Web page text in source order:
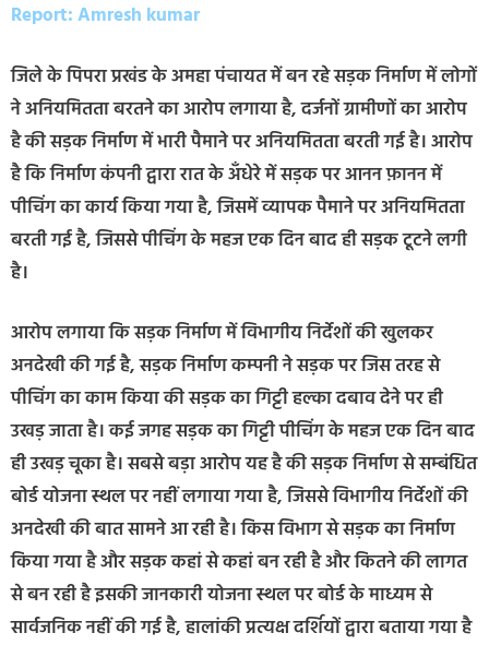
Report: Amresh kumar
जिले के पिपरा प्रखंड के अमहा पंचायत में बन रहे सड़क निर्माण में लोगों
ने अनियमितता बरतने का आरोप लगाया है, दर्जनों ग्रामीणों का आरोप
है की सड़क निर्माण में भारी पैमाने पर अनियमितता बरती गई है। आरोप
है कि निर्माण कंपनी द्वारा रात के अँधेरे में सड़क पर आनन फ़ानन में
पीचिंग का कार्य किया गया है, जिसमें व्यापक पैमाने पर अनियमितता
बरती गई है, जिससे पीचिंग के महज एक दिन बाद ही सड़क टूटने लगी
है।
आरोप लगाया कि सड़क निर्माण में विभागीय निर्देशों की खुलकर
अनदेखी की गई है, सड़क निर्माण कम्पनी ने सड़क पर जिस तरह से
पीचिंग का काम किया की सड़क का गिट्टी हल्का दबाव देने पर ही
उखड़ जाता है। कई जगह सड़क का गिट्टी पीचिंग के महज एक दिन बाद
ही उखड़ चूका है। सबसे बड़ा आरोप यह है की सड़क निर्माण से सम्बंधित
बोर्ड योजना स्थल पर नहीं लगाया गया है, जिससे विभागीय निर्देशों की
अनदेखी की बात सामने आ रही है। किस विभाग से सड़क का निर्माण
किया गया है और सड़क कहां से कहां बन रही है और कितने की लागत
से बन रही है इसकी जानकारी योजना स्थल पर बोर्ड के माध्यम से
सार्वजनिक नहीं की गई है, हालांकी प्रत्यक्ष दर्शियों द्वारा बताया गया है